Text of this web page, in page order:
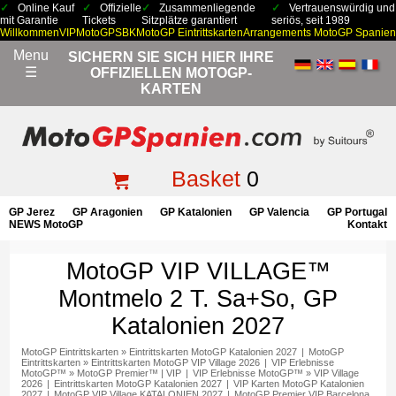
Online Kauf
mit Garantie
Offizielle
Tickets
Zusammenliegende
Sitzplätze garantiert
Vertrauenswürdig und
seriös, seit 1989
WillkommenVIPMotoGPSBKMotoGP EintrittskartenArrangements MotoGP Spanien
Menu
☰
SICHERN SIE SICH HIER IHRE
OFFIZIELLEN MOTOGP-
KARTEN
Basket0
GP Jerez GP Aragonien GP Katalonien GP Valencia
GP Portugal
NEWS MotoGP
Kontakt
MotoGP VIP VILLAGE™
Montmelo 2 T. Sa+So, GP
Katalonien 2027
MotoGP Eintrittskarten» Eintrittskarten MotoGP Katalonien 2027
MotoGP
Eintrittskarten» Eintrittskarten MotoGP VIP Village 2026
VIP Erlebnisse
MotoGP™ » MotoGP Premier™ | VIP VIP Erlebnisse MotoGP™ » VIP Village
2026
Eintrittskarten MotoGP Katalonien 2027
VIP Karten MotoGP Katalonien